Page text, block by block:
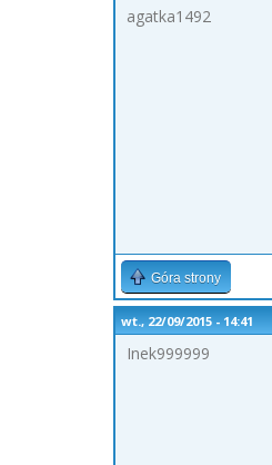
agatka1492
Góra strony
wt., 22/09/2015 - 14:41
Inek999999